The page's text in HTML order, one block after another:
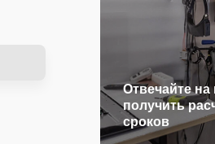
Отвечайте
получить
сроков